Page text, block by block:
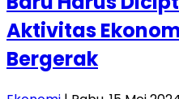
Aktivitas
Bergerak